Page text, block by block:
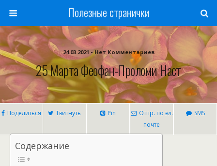
Полезные странички
24.03.2021 • Нет Комментариев
25 Марта Феофан-Проломи Наст
Поделиться Твитнуть Pin
Отпр. по эл.
почте
SMS
Содержание